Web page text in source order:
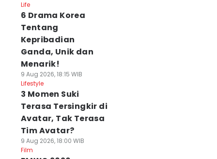
Life
6 Drama Korea
Tentang
Kepribadian
Ganda, Unik dan
Menarik!
9 Aug 2026, 18:15 WIB
Lifestyle
3 Momen Suki
Terasa Tersingkir di
Avatar, Tak Terasa
Tim Avatar?
9 Aug 2026, 18:00 WIB
Film